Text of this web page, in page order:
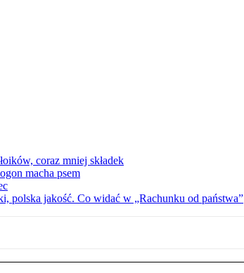
coraz mniej składek
macha psem
polska jakość. Co widać w „Rachunku od państwa”